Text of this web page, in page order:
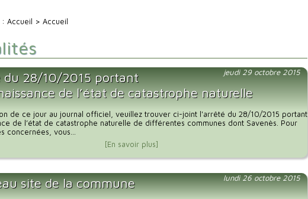
:Accueil > Accueil
jeudi 29 octobre 2015
du 28/10/2015 portant
de l’état de catastrophe naturelle
de ce jour au journal officiel, veuillez trouver ci-joint l'arrêté du 28/10/2015 portant
de l’état de catastrophe naturelle de différentes communes dont Savenès. Pour
concernées, vous...
[En savoir plus]
lundi 26 octobre 2015
site de la commune